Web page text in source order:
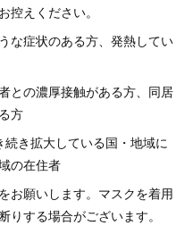
控えください。
な症状のある方、発熱してい
との濃厚接触がある方、同居
方
続き拡大している国・地域に
の在住者
お願いします。マスクを着用
りする場合がございます。